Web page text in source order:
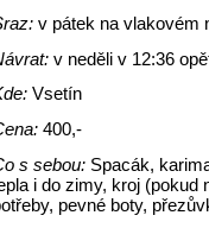
v pátek na vlakovém
v neděli v 12:36
Vsetín
400,-
s sebou: Spacák,
i do zimy, kroj (pokud
pevné boty,